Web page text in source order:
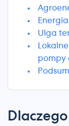
Ulga
pompy